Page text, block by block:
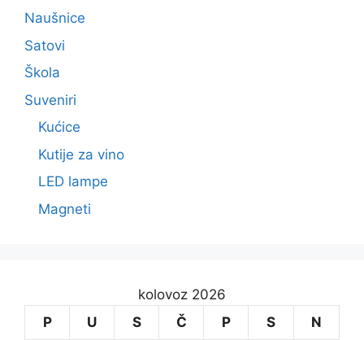
Naušnice
Satovi
Škola
Suveniri
Kućice
Kutije za vino
LED lampe
Magneti
kolovoz 2026
P
U S Č P S N